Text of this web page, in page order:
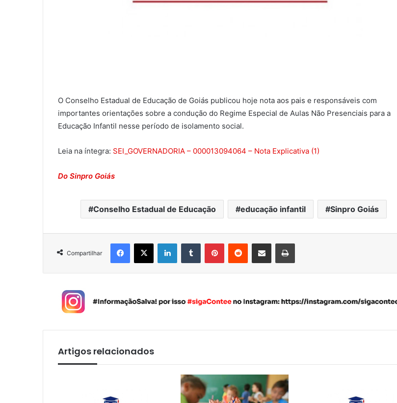
O Conselho Estadual de Educação de Goiás publicou hoje nota aos pais e responsáveis com
importantes orientações sobre a condução do Regime Especial de Aulas Não Presenciais para a
Educação Infantil nesse período de isolamento social.
Leia na íntegra: SEI_GOVERNADORIA – 000013094064 – Nota Explicativa (1)
Do Sinpro Goiás
Conselho Estadual de Educação educação infantil Sinpro Goiás
Compartilhar
Artigos relacionados